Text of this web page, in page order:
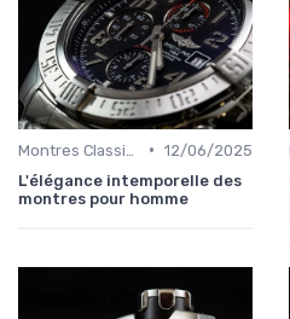
• 12/06/2025
L'élégance intemporelle des
montres pour homme